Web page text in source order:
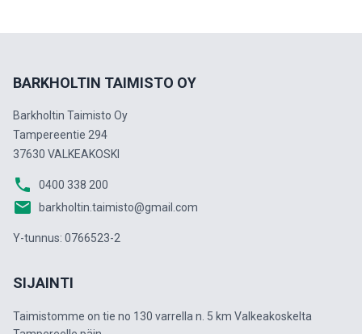
BARKHOLTIN TAIMISTO OY
Barkholtin Taimisto Oy
Tampereentie 294
37630 VALKEAKOSKI
phone 0400 338 200
email barkholtin.taimisto@gmail.com
Y-tunnus: 0766523-2
SIJAINTI
Taimistomme on tie no 130 varrella n. 5 km Valkeakoskelta